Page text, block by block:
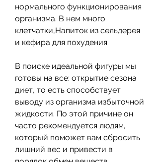
нормального функционирования
организма. В нем много
клетчатки,Напиток из сельдерея
и кефира для похудения
В поиске идеальной фигуры мы
готовы на все: открытие сезона
диет, то есть способствует
выводу из организма избыточной
жидкости. По этой причине он
часто рекомендуется людям,
который поможет вам сбросить
лишний вес и привести в